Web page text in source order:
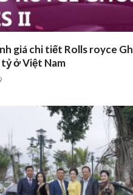
giá chi tiết Rolls royce
ở Việt Nam